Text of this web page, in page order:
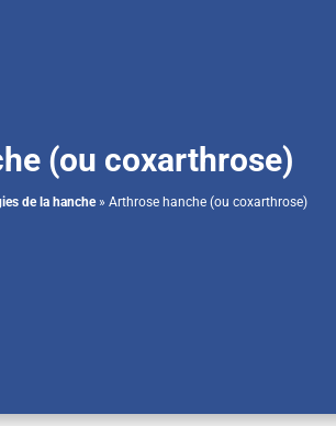
(ou coxarthrose)
de la hanche»Arthrose hanche (ou coxarthrose)